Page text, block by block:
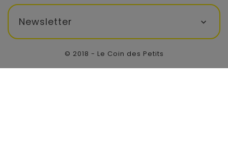
Newsletter 
© 2018 - Le Coin des Petits